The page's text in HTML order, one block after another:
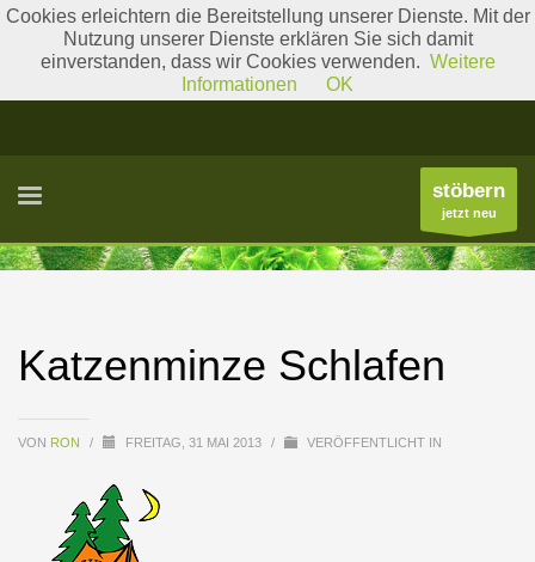
Literatur Gattungslisten
stöbern
jetzt neu
Katzenminze Schlafen
VON RON / FREITAG, 31 MAI 2013 / VERÖFFENTLICHT IN
Cookies erleichtern die Bereitstellung unserer Dienste. Mit der
Nutzung unserer Dienste erklären Sie sich damit
einverstanden, dass wir Cookies verwenden. Weitere
Informationen
OK